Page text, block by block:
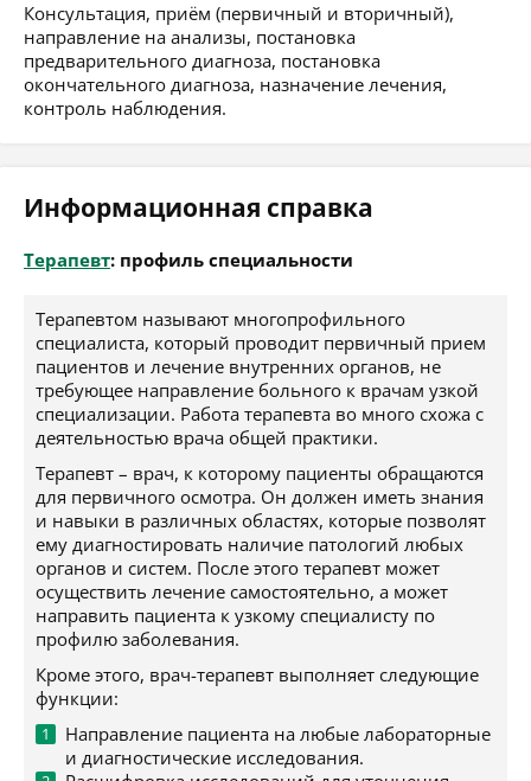
Консультация, приём (первичный и вторичный),
направление на анализы, постановка
предварительного диагноза, постановка
окончательного диагноза, назначение лечения,
контроль наблюдения.
Информационная справка
Терапевт: профиль специальности
Терапевтом называют многопрофильного
специалиста, который проводит первичный прием
пациентов и лечение внутренних органов, не
требующее направление больного к врачам узкой
специализации. Работа терапевта во много схожа с
деятельностью врача общей практики.
Терапевт – врач, к которому пациенты обращаются
для первичного осмотра. Он должен иметь знания
и навыки в различных областях, которые позволят
ему диагностировать наличие патологий любых
органов и систем. После этого терапевт может
осуществить лечение самостоятельно, а может
направить пациента к узкому специалисту по
профилю заболевания.
Кроме этого, врач-терапевт выполняет следующие
функции:
Направление пациента на любые лабораторные
и диагностические исследования.